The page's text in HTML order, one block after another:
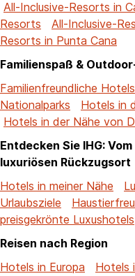
All-Inclusive-Resorts in
Resorts
All-Inclusive-
Resorts in Punta Cana
Familienspaß &
Familienfreundliche Hotels
Nationalparks
Hotels in
Hotels in der Nähe von
Entdecken Sie IHG:
luxuriösen Rückzugsort
Hotels in meiner Nähe
Urlaubsziele
preisgekrönte Luxushotels
Reisen nach Region
Hotels in Europa
Hotels